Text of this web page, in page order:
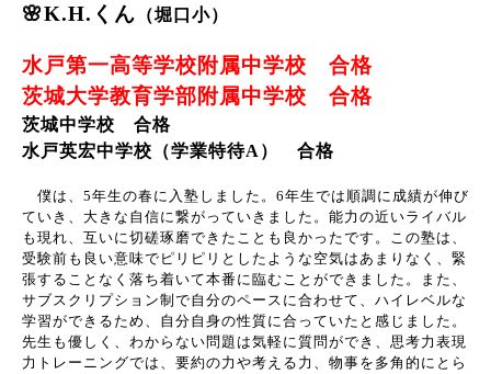
🌸K.H.くん （堀口小）
水戸第一高等学校附属中学校 合格
茨城大学教育学部附属中学校 合格
茨城中学校 合格
水戸英宏中学校（学業特待A） 合格
僕は、5年生の春に入塾しました。6年生では順調に成績が伸び
ていき、大きな自信に繋がっていきました。能力の近いライバル
も現れ、互いに切磋琢磨できたことも良かったです。この塾は、
受験前も良い意味でピリピリとしたような空気はあまりなく、緊
張することなく落ち着いて本番に臨むことができました。また、
サブスクリプション制で自分のペースに合わせて、ハイレベルな
学習ができるため、自分自身の性質に合っていたと感じました。
先生も優しく、わからない問題は気軽に質問ができ、思考力表現
力トレーニングでは、要約の力や考える力、物事を多角的にとら